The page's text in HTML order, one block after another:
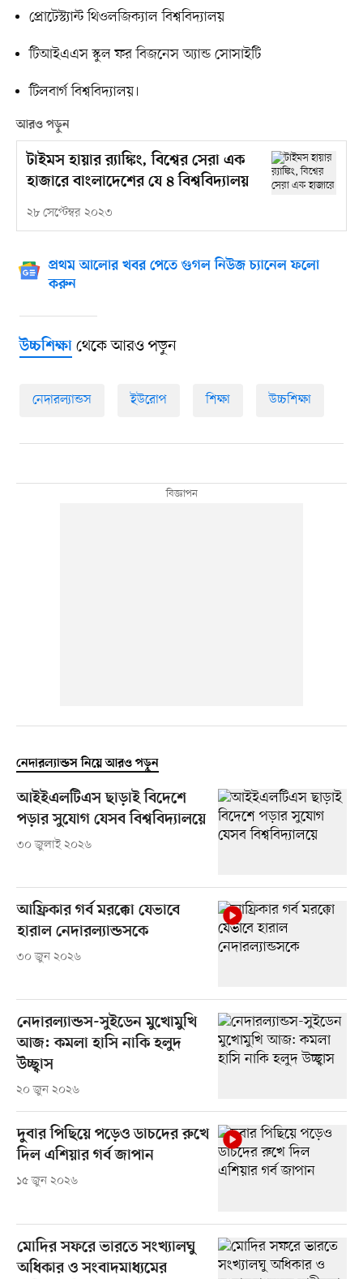
প্রোটেস্ট্যান্ট থিওলজিক্যাল বিশ্ববিদ্যালয়
টিআইএএস স্কুল ফর বিজনেস অ্যান্ড সোসাইটি
টিলবার্গ বিশ্ববিদ্যালয়।
আরও পড়ুন
টাইমস হায়ার র‌্যাঙ্কিং, বিশ্বের সেরা এক
হাজারে বাংলাদেশের যে ৪ বিশ্ববিদ্যালয়
২৮ সেপ্টেম্বর ২০২৩
প্রথম আলোর খবর পেতে গুগল নিউজ চ্যানেল ফলো
করুন
উচ্চশিক্ষাথেকে আরও পড়ুন
নেদারল্যান্ডস ইউরোপ শিক্ষা উচ্চশিক্ষা
নেদারল্যান্ডস নিয়ে আরও পড়ুন
আইইএলটিএস ছাড়াই বিদেশে
পড়ার সুযোগ যেসব বিশ্ববিদ্যালয়ে
৩০ জুলাই ২০২৬
আফ্রিকার গর্ব মরক্কো যেভাবে
হারাল নেদারল্যান্ডসকে
৩০ জুন ২০২৬
নেদারল্যান্ডস-সুইডেন মুখোমুখি
আজ: কমলা হাসি নাকি হলুদ
উচ্ছ্বাস
২০ জুন ২০২৬
দুবার পিছিয়ে পড়েও ডাচদের রুখে
দিল এশিয়ার গর্ব জাপান
১৫ জুন ২০২৬
মোদির সফরে ভারতে সংখ্যালঘু
অধিকার ও সংবাদমাধ্যমের